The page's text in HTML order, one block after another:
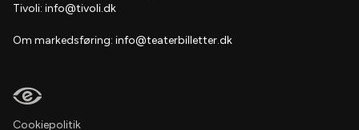
Tivoli: info@tivoli.dk
Om markedsføring: info@teaterbilletter.dk
Cookiepolitik